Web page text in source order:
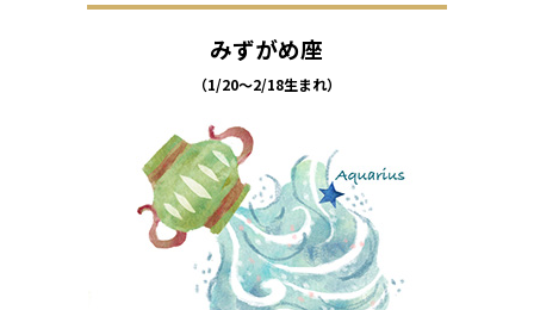
みずがめ座
（1/20～2/18生まれ）